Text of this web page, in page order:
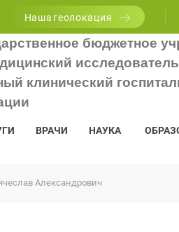
Наша геолокация
бюджетное
клинический
ВРАЧИ НАУКА
Александрович